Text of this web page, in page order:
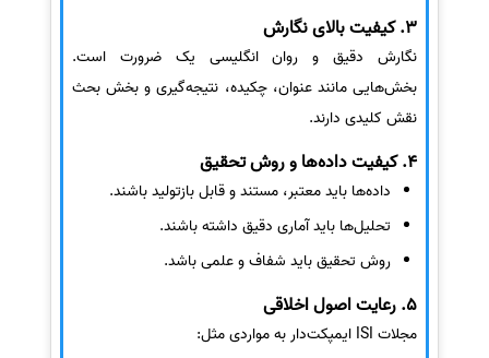
3. کیفیت بالای نگارش
نگارش دقیق و روان انگلیسی یک ضرورت است.
بخش‌هایی مانند عنوان، چکیده، نتیجه‌گیری و بخش بحث
نقش کلیدی دارند.
4. کیفیت داده‌ها و روش تحقیق
داده‌ها باید معتبر، مستند و قابل بازتولید باشند.
تحلیل‌ها باید آماری دقیق داشته باشند.
روش تحقیق باید شفاف و علمی باشد.
5. رعایت اصول اخلاقی
مجلات ISI ایمپکت‌دار به مواردی مثل: